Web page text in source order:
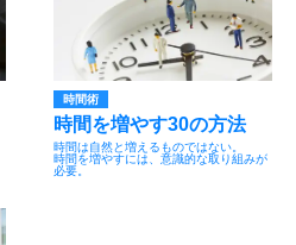
時間術
時間を増やす30の方法
時間は自然と増えるものではない。
時間を増やすには、意識的な取り組みが
必要。